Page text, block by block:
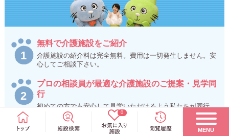
0
MENU
無料で介護施設をご紹介
介護施設の紹介料は完全無料。費用は一切発生しません。安
心してご相談下さい。
プロの相談員が最適な介護施設のご提案・見学同
行
初めての方でも安心して見学いただけるよう私たちが同行。
介護施設の雰囲気を感じていただきながら、施設について丁
寧にアドバイスさせていただきます。